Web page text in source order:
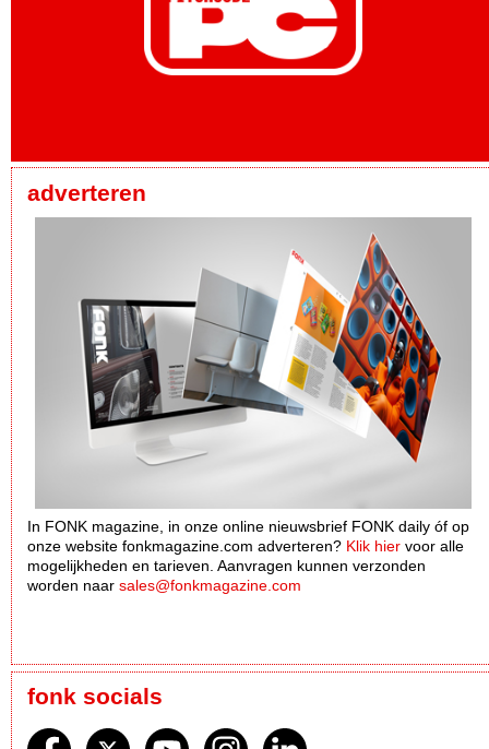
adverteren
In FONK magazine, in onze online nieuwsbrief FONK daily óf op
onze website fonkmagazine.com adverteren? Klik hier voor alle
mogelijkheden en tarieven. Aanvragen kunnen verzonden
worden naar sales@fonkmagazine.com
fonk socials